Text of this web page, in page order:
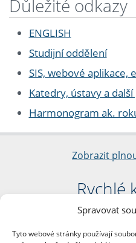
Spravovat
Tyto webové stránky používají
Důležité odkazy
ENGLISH
Studijní oddělení
SIS, webové aplikace,
Katedry, ústavy a
Harmonogram ak.
Zobrazit
Rychlé
nám. Jana